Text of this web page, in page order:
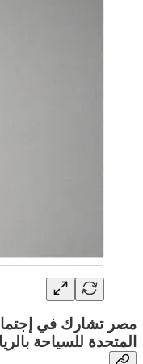
مصر تشارك في
المتحدة للسياحة